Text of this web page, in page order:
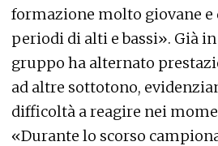
formazione molto giovane
periodi di alti e bassi». Già
gruppo ha alternato
ad altre sottotono,
difficoltà a reagire nei
«Durante lo scorso